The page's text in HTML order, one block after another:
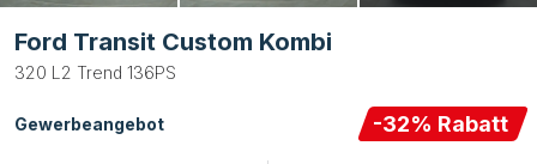
Ford Transit Custom Kombi
320 L2 Trend 136PS
Gewerbeangebot -32% Rabatt